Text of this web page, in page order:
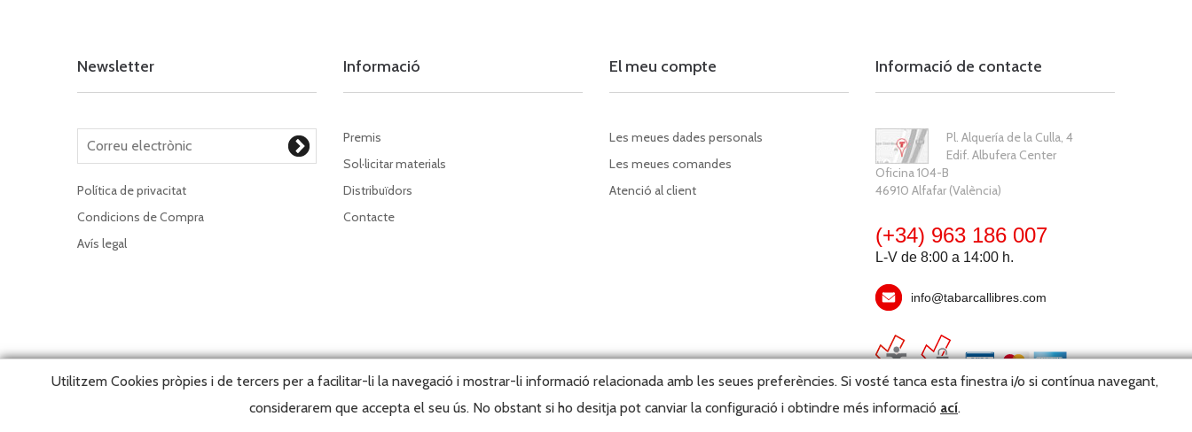
Utilitzem Cookies pròpies i de tercers per a facilitar-li la navegació i mostrar-li informació relacionada amb les seues preferències. Si vosté tanca esta finestra i/o si contínua navegant,
considerarem que accepta el seu ús. No obstant si ho desitja pot canviar la configuració i obtindre més informació ací.
Newsletter
Política de privacitat
Condicions de Compra
Avís legal
Informació
Premis
Sol·licitar materials
Distribuïdors
Contacte
El meu compte
Les meues dades personals
Les meues comandes
Atenció al client
Informació de contacte
Pl. Alquería de la Culla, 4
Edif. Albufera Center
Oficina 104-B
46910 Alfafar (València)
(+34) 963 186 007
L-V de 8:00 a 14:00 h.
info@tabarcallibres.com